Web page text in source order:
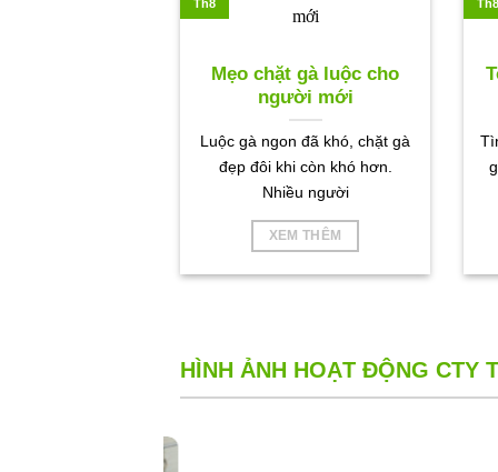
Mẹo chặt gà luộc cho
người mới
Luộc gà ngon đã khó, chặt gà
đẹp đôi khi còn khó hơn.
Nhiều người
XEM THÊM
Th8 Th8
HÌNH ẢNH HOẠT ĐỘNG CTY